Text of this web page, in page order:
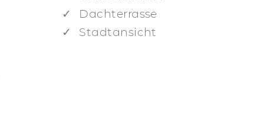
Dachterrasse
Stadtansicht